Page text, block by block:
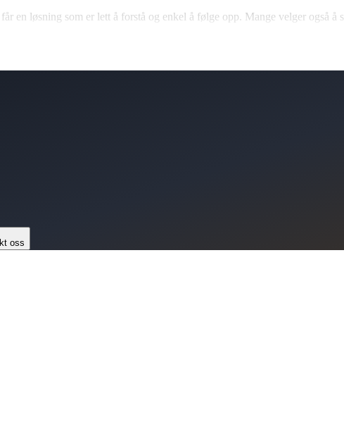
en løsning som er lett å forstå og enkel å følge opp. Mange velger også
oss